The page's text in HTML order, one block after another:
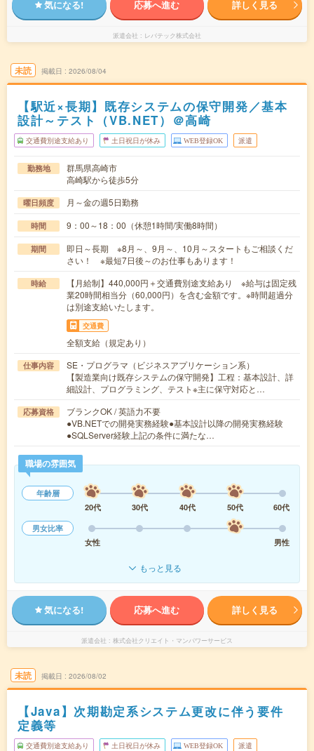
気になる! 応募へ進む 詳しく見る
派遣会社 レバテック株式会社
未読 掲載日 2026/08/04
【駅近×長期】既存システムの保守開発／基本
設計～テスト（VB.NET）＠高崎
交通費別途支給あり 土日祝日が休み WEB登録OK 派遣
勤務地
群馬県高崎市
高崎駅から徒歩5分
曜日頻度 月～金の週5日勤務
時間 9：00～18：00（休憩1時間/実働8時間）
期間
即日～長期 ※8月～、9月～、10月～スタートもご相談くだ
さい！ ※最短7日後～のお仕事もあります！
時給
【月給制】440,000円＋交通費別途支給あり ※給与は固定残
業20時間相当分（60,000円）を含む金額です。※時間超過分
は別途支給いたします。
交通費
全額支給（規定あり）
仕事内容
SE・プログラマ（ビジネスアプリケーション系）
【製造業向け既存システムの保守開発】工程：基本設計、詳
細設計、プログラミング、テスト※主に保守対応と…
応募資格
ブランクOK / 英語力不要
●VB.NETでの開発実務経験●基本設計以降の開発実務経験
●SQLServer経験上記の条件に満たな…
職場の雰囲気
年齢層
20代
30代 40代 50代
60代
男女比率
女性
男性
もっと見る
気になる! 応募へ進む 詳しく見る
派遣会社 株式会社クリエイト・マンパワーサービス
未読 掲載日 2026/08/02
【Java】次期勘定系システム更改に伴う要件
定義等
交通費別途支給あり 土日祝日が休み WEB登録OK 派遣